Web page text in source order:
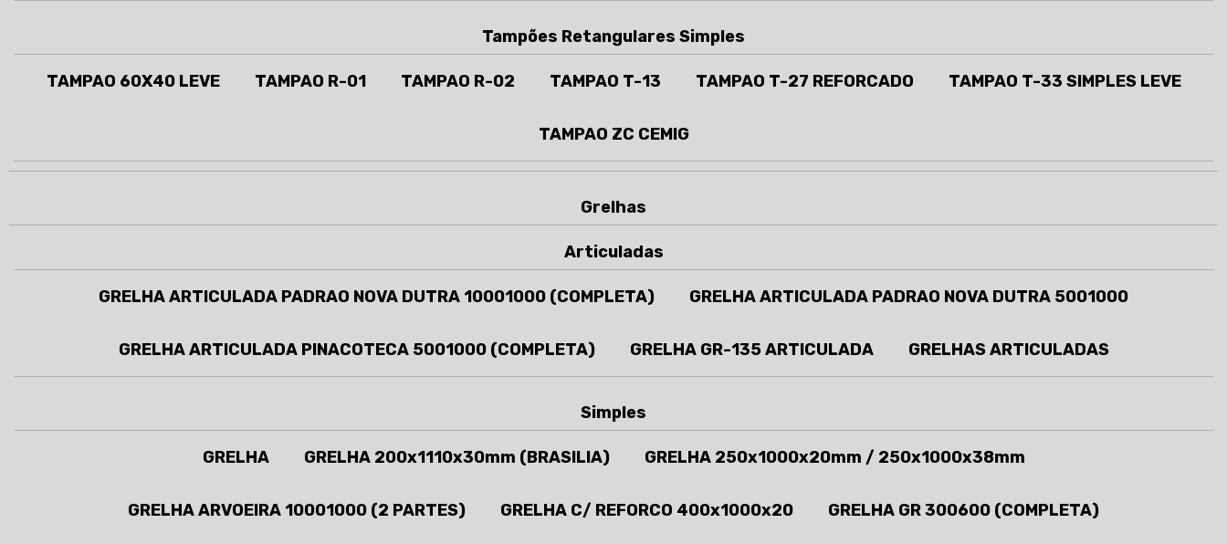
Tampões Retangulares Simples
TAMPAO 60X40 LEVE TAMPAO R-01 TAMPAO R-02 TAMPAO T-13 TAMPAO T-27 REFORCADO TAMPAO T-33 SIMPLES LEVE
TAMPAO ZC CEMIG
Grelhas
Articuladas
GRELHA ARTICULADA PADRAO NOVA DUTRA 10001000 (COMPLETA) GRELHA ARTICULADA PADRAO NOVA DUTRA 5001000
GRELHA ARTICULADA PINACOTECA 5001000 (COMPLETA) GRELHA GR-135 ARTICULADA GRELHAS ARTICULADAS
Simples
GRELHA GRELHA 200x1110x30mm (BRASILIA) GRELHA 250x1000x20mm / 250x1000x38mm
GRELHA ARVOEIRA 10001000 (2 PARTES) GRELHA C/ REFORCO 400x1000x20 GRELHA GR 300600 (COMPLETA)